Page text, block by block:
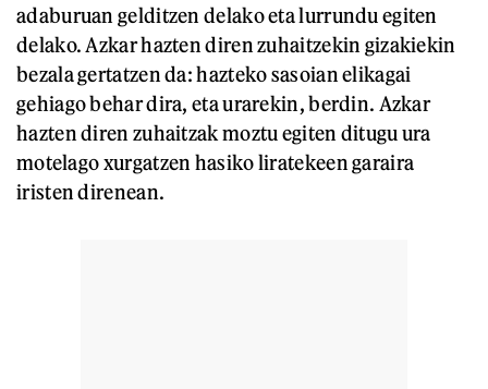
adaburuan gelditzen delako eta lurrundu egiten
delako. Azkar hazten diren zuhaitzekin gizakiekin
bezala gertatzen da: hazteko sasoian elikagai
gehiago behar dira, eta urarekin, berdin. Azkar
hazten diren zuhaitzak moztu egiten ditugu ura
motelago xurgatzen hasiko liratekeen garaira
iristen direnean.